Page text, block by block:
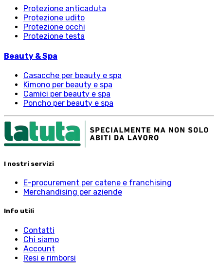
Protezione anticaduta
Protezione udito
Protezione occhi
Protezione testa
Beauty & Spa
Casacche per beauty e spa
Kimono per beauty e spa
Camici per beauty e spa
Poncho per beauty e spa
I nostri servizi
E-procurement per catene e franchising
Merchandising per aziende
Info utili
Contatti
Chi siamo
Account
Resi e rimborsi